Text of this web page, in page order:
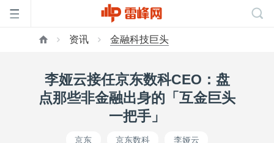
页
资讯 金融科技巨头
李娅云接任京东数科CEO：盘
点那些非金融出身的「互金巨头
一把手」
京东 京东数科 李娅云